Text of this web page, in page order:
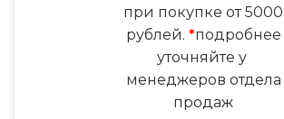
при покупке от 5000
рублей. *подробнее
уточняйте у
менеджеров отдела
продаж